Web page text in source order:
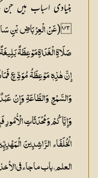
بنیادی اسباب ہیں
(عَنْ الْعِرْبَاضِ بْنِ
صَلَاۃِ الْغَدَاۃِ مَوْعِظَۃً
إِنَّ ہٰذِہٖ مَوْعِظَۃُ مُوَدِّعٍ
وَالسَّمْعِ وَالطَّاعَۃِ وَإِنْ
وَإِیَّاکُمْ وَمُحْدَثَاتِ
الْخُلَفَاء الرَّاشِدِینَ
العلم، باب ماجاء فی